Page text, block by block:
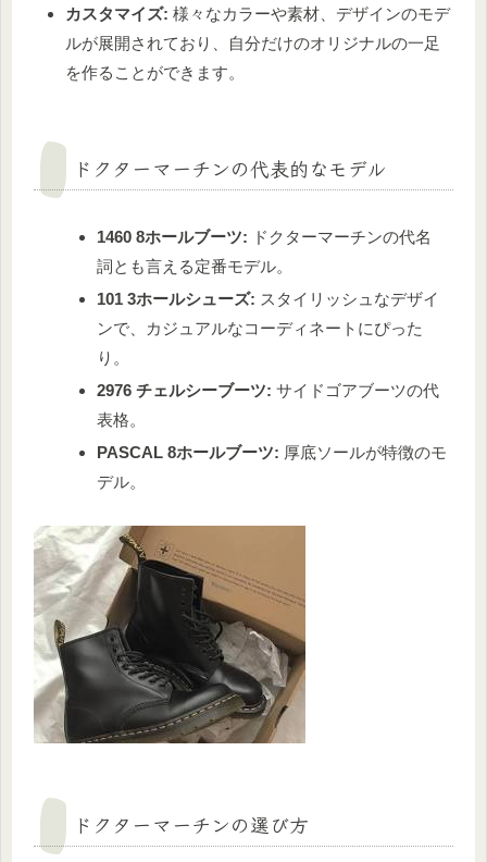
カスタマイズ: 様々なカラーや素材、デザインのモデ
ルが展開されており、自分だけのオリジナルの一足
を作ることができます。
ドクターマーチンの代表的なモデル
1460 8ホールブーツ: ドクターマーチンの代名
詞とも言える定番モデル。
101 3ホールシューズ: スタイリッシュなデザイ
ンで、カジュアルなコーディネートにぴった
り。
2976 チェルシーブーツ: サイドゴアブーツの代
表格。
PASCAL 8ホールブーツ: 厚底ソールが特徴のモ
デル。
ドクターマーチンの選び方